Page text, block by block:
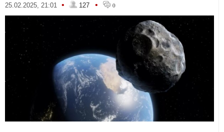
25.02.2025, 21:01 • 127 • 0